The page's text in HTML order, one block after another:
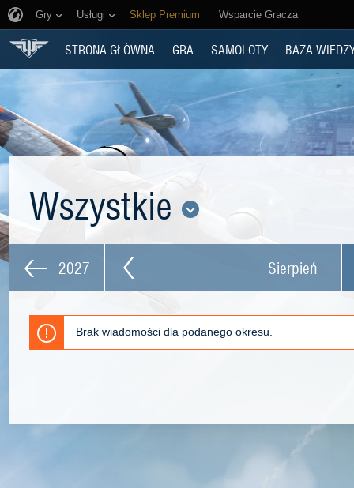
Gry Usługi Sklep Premium Wsparcie Gracza
STRONA GŁÓWNA GRA SAMOLOTY BAZA
Wszystkie
2027 Sierpień
Brak wiadomości dla podanego okresu.